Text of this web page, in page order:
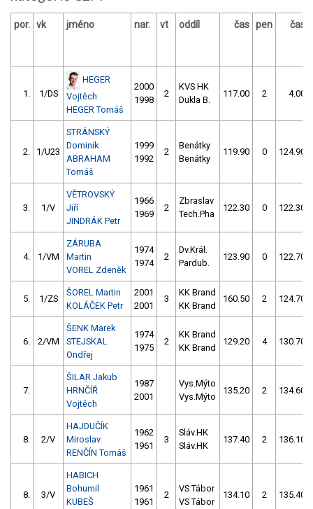
por. vk jméno nar. vt oddíl čas pen čas
1. 1/DS
HEGER
Vojtěch
HEGER Tomáš
2000
1998
2
KVS HK
Dukla B.
117.00 2 4.00
2. 1/U23
STRÁNSKÝ
Dominik
ABRAHAM
Tomáš
1999
1992
2
Benátky
Benátky
119.90 0 124.90
3. 1/V
VĚTROVSKÝ
Jiří
JINDRÁK Petr
1966
1969
2
Zbraslav
Tech.Pha
122.30 0 122.30
4. 1/VM
ZÁRUBA
Martin
VOREL Zdeněk
1974
1974
2
Dv.Král.
Pardub.
123.90 0 122.70
5. 1/ZS
ŠOREL Martin
KOLÁČEK Petr
2001
2001
3
KK Brand
KK Brand
160.50 2 124.70
6. 2/VM
ŠENK Marek
STEJSKAL
Ondřej
1974
1975
2
KK Brand
KK Brand
129.20 4 130.70
7.
ŠILAR Jakub
HRNČÍŘ
Vojtěch
1987
2001
Vys.Mýto
Vys.Mýto
135.20 2 134.60
8. 2/V
HAJDUČÍK
Miroslav
RENČÍN Tomáš
1962
1961
3
Sláv.HK
Sláv.HK
137.40 2 136.10
8. 3/V
HABICH
Bohumil
KUBEŠ
1961
1961
2
VS Tábor
VS Tábor
134.10 2 135.40